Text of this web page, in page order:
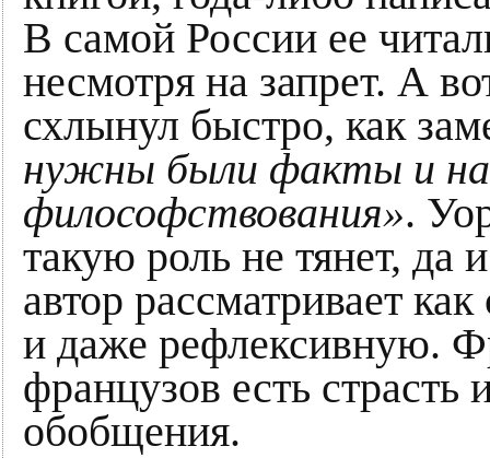
В самой России ее
несмотря на запрет. А
схлынул быстро, как
нужны были факты и
философствования».
такую роль не тянет,
автор рассматривает
и даже рефлексивную.
французов есть
обобщения.